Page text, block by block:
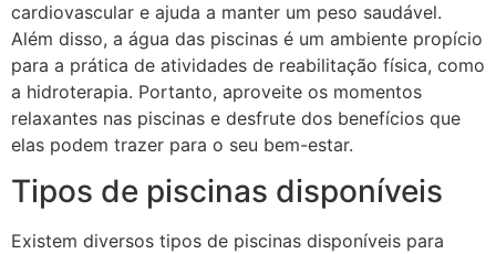
cardiovascular e ajuda a manter um peso saudável.
Além disso, a água das piscinas é um ambiente propício
para a prática de atividades de reabilitação física, como
a hidroterapia. Portanto, aproveite os momentos
relaxantes nas piscinas e desfrute dos benefícios que
elas podem trazer para o seu bem-estar.
Tipos de piscinas disponíveis
Existem diversos tipos de piscinas disponíveis para